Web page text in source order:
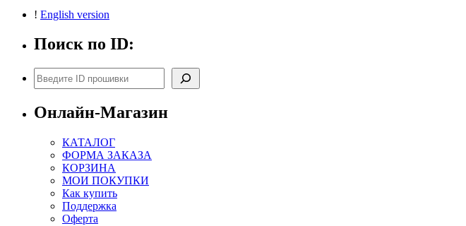
F01R0AD0XG
Stage1
noCHK
! English version
Поиск по ID:
Поиск
Онлайн-Магазин
КАТАЛОГ
ФОРМА ЗАКАЗА
КОРЗИНА
МОИ ПОКУПКИ
Как купить
Поддержка
Оферта